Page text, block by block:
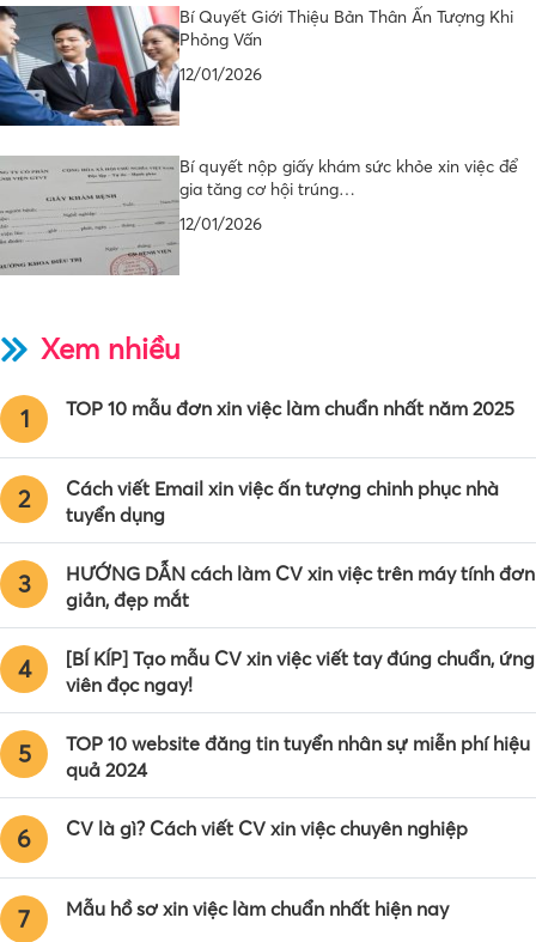
Bí Quyết Giới Thiệu Bản Thân Ấn Tượng Khi
Phỏng Vấn
12/01/2026
Bí quyết nộp giấy khám sức khỏe xin việc để
gia tăng cơ hội trúng…
12/01/2026
Xem nhiều
1 TOP 10 mẫu đơn xin việc làm chuẩn nhất năm 2025
2
Cách viết Email xin việc ấn tượng chinh phục nhà
tuyển dụng
3
HƯỚNG DẪN cách làm CV xin việc trên máy tính đơn
giản, đẹp mắt
4
[BÍ KÍP] Tạo mẫu CV xin việc viết tay đúng chuẩn, ứng
viên đọc ngay!
5
TOP 10 website đăng tin tuyển nhân sự miễn phí hiệu
quả 2024
6 CV là gì? Cách viết CV xin việc chuyên nghiệp
7 Mẫu hồ sơ xin việc làm chuẩn nhất hiện nay